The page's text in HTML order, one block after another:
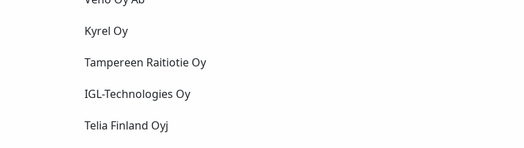
Kyrel Oy
Tampereen Raitiotie Oy
IGL-Technologies Oy
Telia Finland Oyj